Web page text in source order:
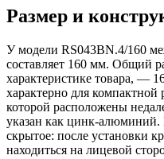
Размер и
У модели RS043BN.4/160
составляет 160 мм. Общий
характеристике товара, —
характерно для
которой расположены
указан как цинк-алюминий.
скрытое: после установки
находиться на лицевой